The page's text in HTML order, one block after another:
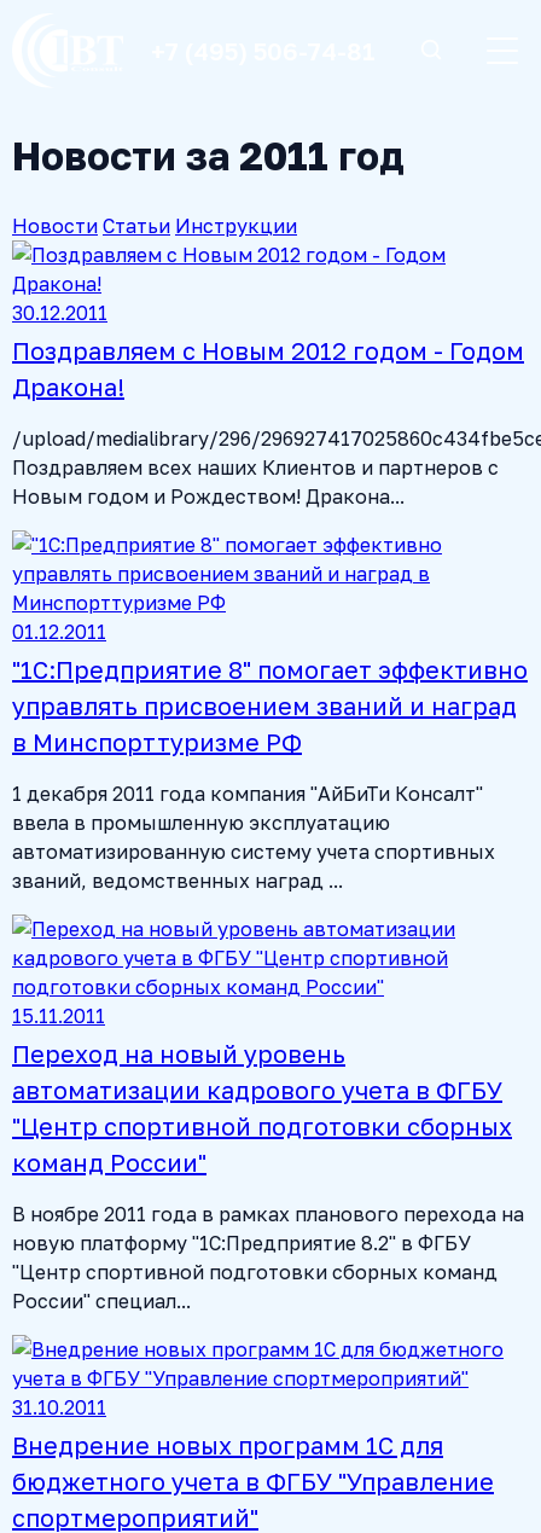
Новости за 2011 год
Новости Статьи Инструкции
30.12.2011
Поздравляем с Новым 2012 годом - Годом
Дракона!
/upload/medialibrary/296/
Поздравляем всех наших Клиентов и партнеров с
Новым годом и Рождеством! Дракона...
01.12.2011
"1С:Предприятие 8" помогает эффективно
управлять присвоением званий и наград
в Минспорттуризме РФ
1 декабря 2011 года компания "АйБиТи Консалт"
ввела в промышленную эксплуатацию
автоматизированную систему учета спортивных
званий, ведомственных наград ...
15.11.2011
Переход на новый уровень
автоматизации кадрового учета в ФГБУ
"Центр спортивной подготовки сборных
команд России"
В ноябре 2011 года в рамках планового перехода на
новую платформу "1С:Предприятие 8.2" в ФГБУ
"Центр спортивной подготовки сборных команд
России" специал...
31.10.2011
Внедрение новых программ 1С для
бюджетного учета в ФГБУ "Управление
спортмероприятий"